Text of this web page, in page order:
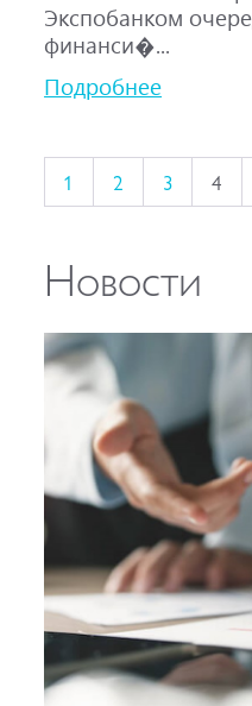
Экспобанком
финанси�...
Подробнее
1 2 3 4
Новости